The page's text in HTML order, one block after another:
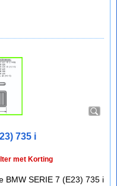
735 i
met Korting
BMW SERIE 7 (E23) 735 i